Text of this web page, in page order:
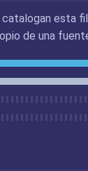
esta
de una